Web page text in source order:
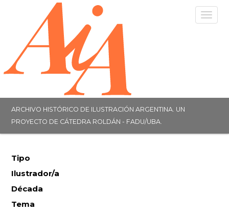
ARCHIVO HISTÓRICO DE ILUSTRACIÓN ARGENTINA. UN
PROYECTO DE CÁTEDRA ROLDÁN - FADU/UBA.
Tipo
Ilustrador/a
Década
Tema